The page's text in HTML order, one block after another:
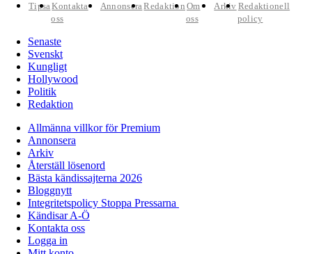
TipsaKontakta
oss
AnnonseraRedaktion Om
oss
Arkiv Redaktionell
policy
Senaste
Svenskt
Kungligt
Hollywood
Politik
Redaktion
Allmänna villkor för Premium
Annonsera
Arkiv
Återställ lösenord
Bästa kändissajterna 2026
Bloggnytt
Integritetspolicy Stoppa Pressarna
Kändisar A-Ö
Kontakta oss
Logga in